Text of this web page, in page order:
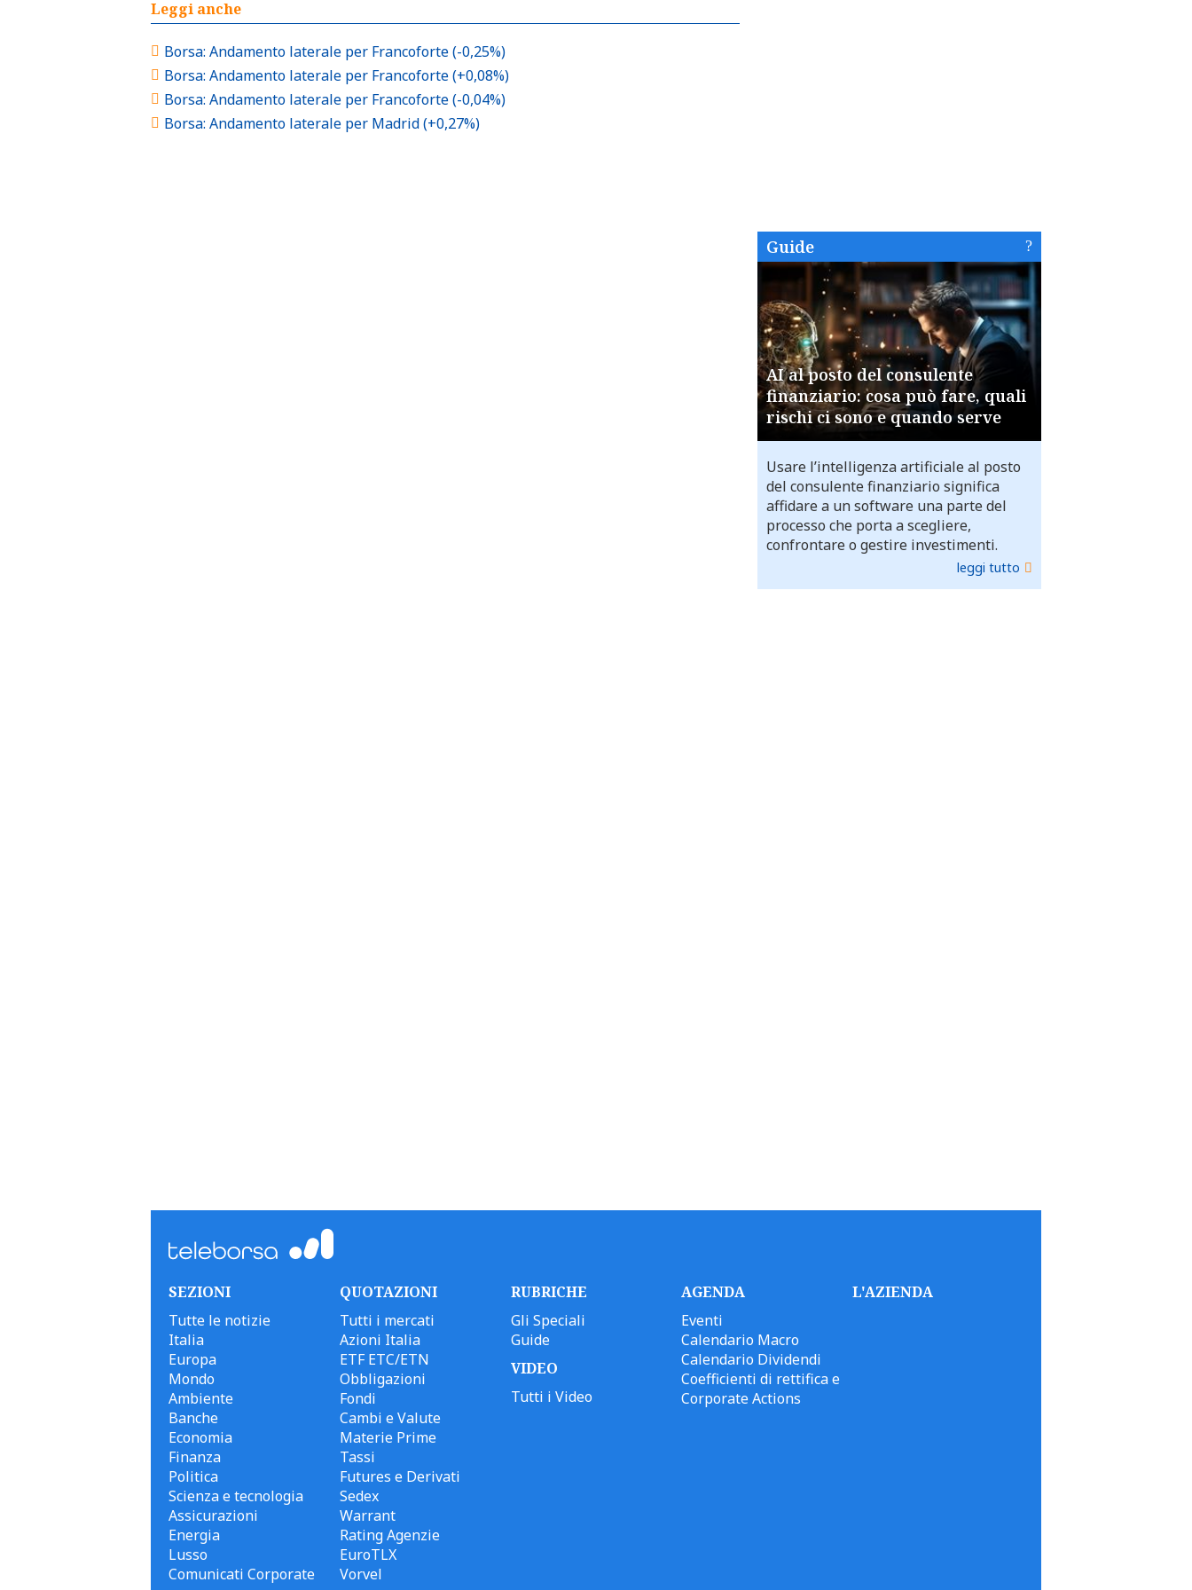
Leggi anche
Borsa: Andamento laterale per Francoforte (-0,25%)
Borsa: Andamento laterale per Francoforte (+0,08%)
Borsa: Andamento laterale per Francoforte (-0,04%)
Borsa: Andamento laterale per Madrid (+0,27%)
Guide
AI al posto del consulente
finanziario: cosa può fare, quali
rischi ci sono e quando serve
Usare l’intelligenza artificiale al posto
del consulente finanziario significa
affidare a un software una parte del
processo che porta a scegliere,
confrontare o gestire investimenti.
leggi tutto
SEZIONI
Tutte le notizie
Italia
Europa
Mondo
Ambiente
Banche
Economia
Finanza
Politica
Scienza e tecnologia
Assicurazioni
Energia
Lusso
Comunicati Corporate
QUOTAZIONI
Tutti i mercati
Azioni Italia
ETF ETC/ETN
Obbligazioni
Fondi
Cambi e Valute
Materie Prime
Tassi
Futures e Derivati
Sedex
Warrant
Rating Agenzie
EuroTLX
Vorvel
RUBRICHE
Gli Speciali
Guide
VIDEO
Tutti i Video
AGENDA
Eventi
Calendario Macro
Calendario Dividendi
Coefficienti di rettifica e
Corporate Actions
L'AZIENDA